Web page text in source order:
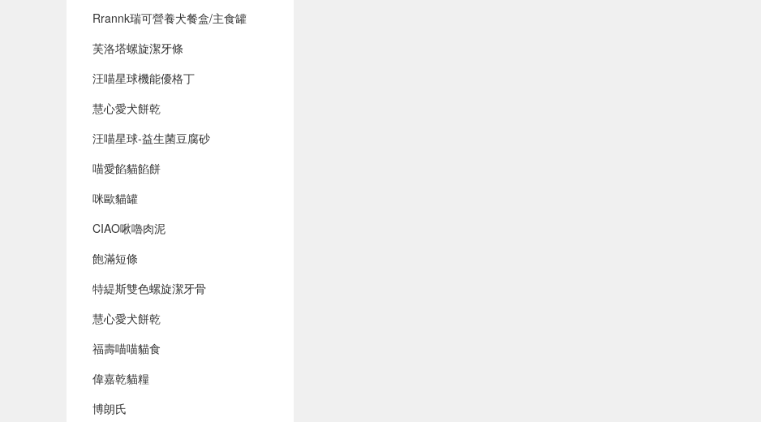
Rrannk瑞可營養犬餐盒/主食罐
芙洛塔螺旋潔牙條
汪喵星球機能優格丁
慧心愛犬餅乾
汪喵星球-益生菌豆腐砂
喵愛餡貓餡餅
咪歐貓罐
CIAO啾嚕肉泥
飽滿短條
特緹斯雙色螺旋潔牙骨
慧心愛犬餅乾
福壽喵喵貓食
偉嘉乾貓糧
博朗氏